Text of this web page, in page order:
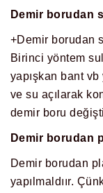
Demir borudan
+Demir borudan
Birinci yöntem
yapışkan bant vb
ve su açılarak
demir boru
Demir borudan
Demir borudan
yapılmaldıır.